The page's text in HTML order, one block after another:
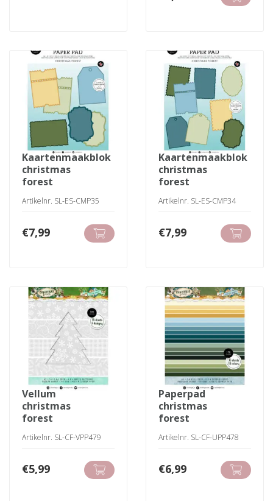
kaartenmaakblok
christmas
forest
Artikelnr. SL-ES-CMP35
€7,99
kaartenmaakblok
christmas
forest
Artikelnr. SL-ES-CMP34
€7,99
vellum
christmas
forest
Artikelnr. SL-CF-VPP479
€5,99
paperpad
christmas
forest
Artikelnr. SL-CF-UPP478
€6,99